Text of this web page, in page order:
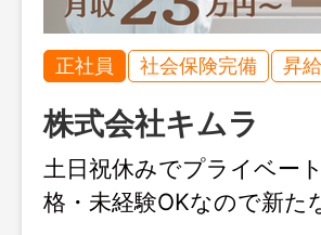
正社員 社会保険完備 昇
株式会社キムラ
土日祝休みでプライベー
格・未経験OKなので新